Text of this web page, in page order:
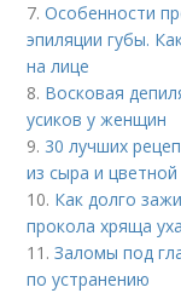
7.Особенности
эпиляции губы.
на лице
8. Восковая
усиков у женщин
9. 30 лучших
из сыра и цветной
10. Как долго
прокола хряща уха
11.Заломы под
по устранению